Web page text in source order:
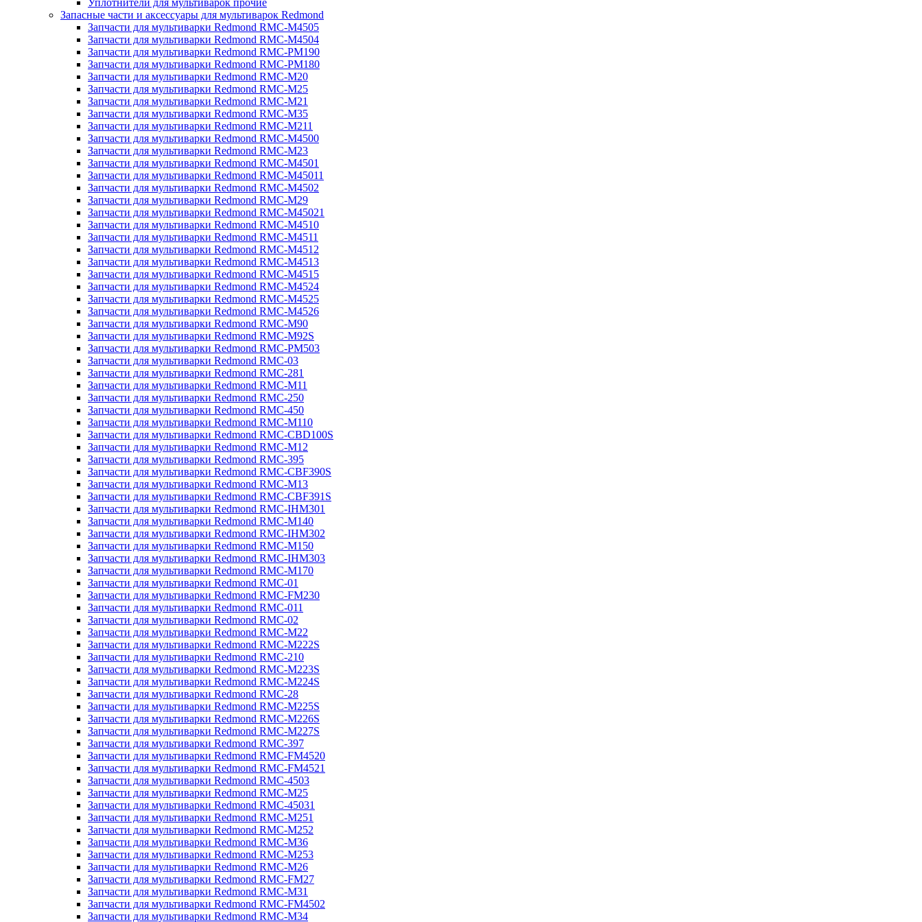
Уплотнители для мультиварок прочие
Запасные части и аксессуары для мультиварок Redmond
Запчасти для мультиварки Redmond RMC-M4505
Запчасти для мультиварки Redmond RMC-M4504
Запчасти для мультиварки Redmond RMC-PM190
Запчасти для мультиварки Redmond RMC-PM180
Запчасти для мультиварки Redmond RMC-M20
Запчасти для мультиварки Redmond RMC-M25
Запчасти для мультиварки Redmond RMC-M21
Запчасти для мультиварки Redmond RMC-M35
Запчасти для мультиварки Redmond RMC-M211
Запчасти для мультиварки Redmond RMC-M4500
Запчасти для мультиварки Redmond RMC-M23
Запчасти для мультиварки Redmond RMC-M4501
Запчасти для мультиварки Redmond RMC-M45011
Запчасти для мультиварки Redmond RMC-M4502
Запчасти для мультиварки Redmond RMC-M29
Запчасти для мультиварки Redmond RMC-M45021
Запчасти для мультиварки Redmond RMC-M4510
Запчасти для мультиварки Redmond RMC-M4511
Запчасти для мультиварки Redmond RMC-M4512
Запчасти для мультиварки Redmond RMC-M4513
Запчасти для мультиварки Redmond RMC-M4515
Запчасти для мультиварки Redmond RMC-M4524
Запчасти для мультиварки Redmond RMC-M4525
Запчасти для мультиварки Redmond RMC-M4526
Запчасти для мультиварки Redmond RMC-M90
Запчасти для мультиварки Redmond RMC-M92S
Запчасти для мультиварки Redmond RMC-PM503
Запчасти для мультиварки Redmond RMC-03
Запчасти для мультиварки Redmond RMC-281
Запчасти для мультиварки Redmond RMC-M11
Запчасти для мультиварки Redmond RMC-250
Запчасти для мультиварки Redmond RMC-450
Запчасти для мультиварки Redmond RMC-M110
Запчасти для мультиварки Redmond RMC-CBD100S
Запчасти для мультиварки Redmond RMC-M12
Запчасти для мультиварки Redmond RMC-395
Запчасти для мультиварки Redmond RMC-CBF390S
Запчасти для мультиварки Redmond RMC-M13
Запчасти для мультиварки Redmond RMC-CBF391S
Запчасти для мультиварки Redmond RMC-IHM301
Запчасти для мультиварки Redmond RMC-M140
Запчасти для мультиварки Redmond RMC-IHM302
Запчасти для мультиварки Redmond RMC-M150
Запчасти для мультиварки Redmond RMC-IHM303
Запчасти для мультиварки Redmond RMC-M170
Запчасти для мультиварки Redmond RMC-01
Запчасти для мультиварки Redmond RMC-FM230
Запчасти для мультиварки Redmond RMC-011
Запчасти для мультиварки Redmond RMC-02
Запчасти для мультиварки Redmond RMC-M22
Запчасти для мультиварки Redmond RMC-M222S
Запчасти для мультиварки Redmond RMC-210
Запчасти для мультиварки Redmond RMC-M223S
Запчасти для мультиварки Redmond RMC-M224S
Запчасти для мультиварки Redmond RMC-28
Запчасти для мультиварки Redmond RMC-M225S
Запчасти для мультиварки Redmond RMC-M226S
Запчасти для мультиварки Redmond RMC-M227S
Запчасти для мультиварки Redmond RMC-397
Запчасти для мультиварки Redmond RMC-FM4520
Запчасти для мультиварки Redmond RMC-FM4521
Запчасти для мультиварки Redmond RMC-4503
Запчасти для мультиварки Redmond RMC-M25
Запчасти для мультиварки Redmond RMC-45031
Запчасти для мультиварки Redmond RMC-M251
Запчасти для мультиварки Redmond RMC-M252
Запчасти для мультиварки Redmond RMC-M36
Запчасти для мультиварки Redmond RMC-M253
Запчасти для мультиварки Redmond RMC-M26
Запчасти для мультиварки Redmond RMC-FM27
Запчасти для мультиварки Redmond RMC-M31
Запчасти для мультиварки Redmond RMC-FM4502
Запчасти для мультиварки Redmond RMC-M34